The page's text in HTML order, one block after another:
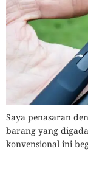
Saya penasaran
barang yang
konvensional ini